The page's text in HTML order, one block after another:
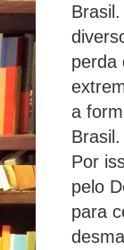
perda
a
Por
pelo
para